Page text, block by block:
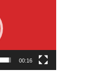
00:16